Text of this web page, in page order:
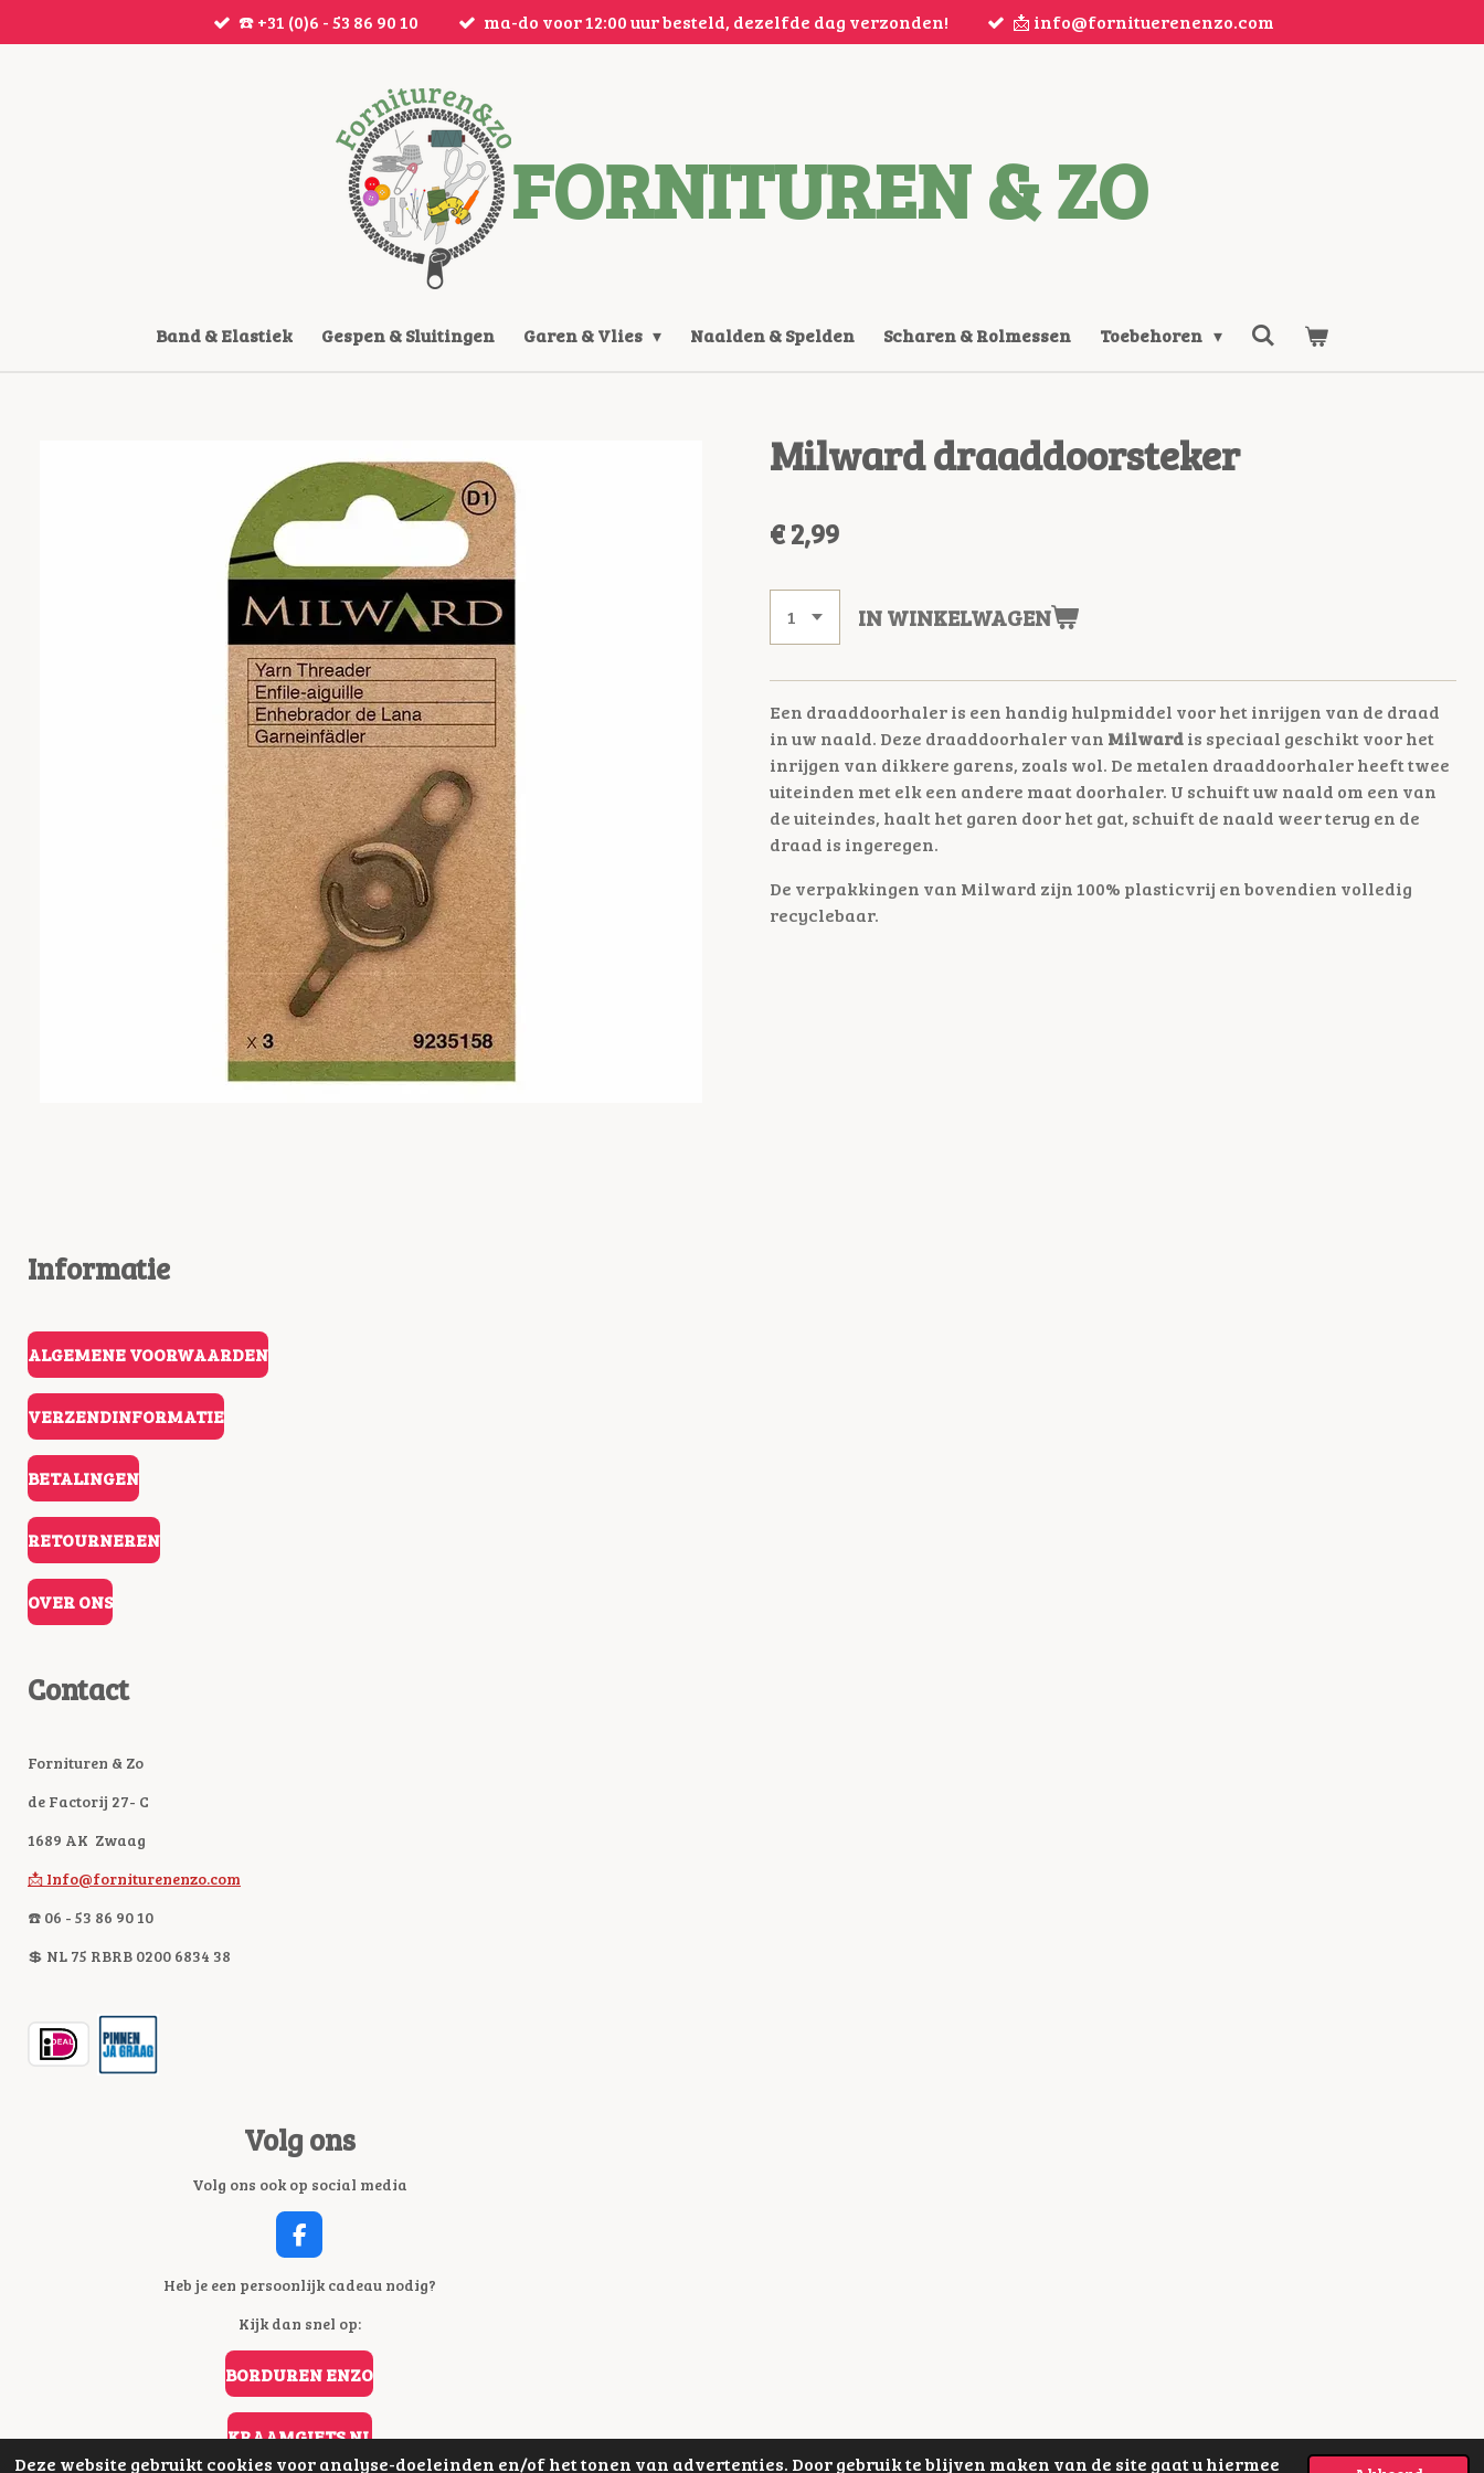
Deze website gebruikt cookies voor analyse-doeleinden en/of het tonen van advertenties. Door gebruik te blijven maken van de site gaat u hiermee
direct
☎️ +31 (0)6 - 53 86 90 10 ma-do voor 12:00 uur besteld, dezelfde dag verzonden! 📩 info@fornituerenenzo.com
FORNITUREN & ZO
Band & Elastiek Gespen & Sluitingen Garen & Vlies Naalden & Spelden Scharen & Rolmessen Toebehoren
Milward draaddoorsteker
€ 2,99
IN WINKELWAGEN
Een draaddoorhaler is een handig hulpmiddel voor het inrijgen van de draad
in uw naald. Deze draaddoorhaler van Milwardis speciaal geschikt voor het
inrijgen van dikkere garens, zoals wol. De metalen draaddoorhaler heeft twee
uiteinden met elk een andere maat doorhaler. U schuift uw naald om een van
de uiteindes, haalt het garen door het gat, schuift de naald weer terug en de
draad is ingeregen.
De verpakkingen van Milward zijn 100% plasticvrij en bovendien volledig
recyclebaar.
Informatie
ALGEMENE VOORWAARDEN
VERZENDINFORMATIE
BETALINGEN
RETOURNEREN
OVER ONS
Contact
Fornituren & Zo
de Factorij 27- C
1689 AK Zwaag
📩 Info@forniturenenzo.com
☎️ 06 - 53 86 90 10
💲 NL 75 RBRB 0200 6834 38
Volg ons
Volg ons ook op social media
F
A
C
B
O
O
Heb je een persoonlijk cadeau nodig?
Kijk dan snel op:
BORDUREN ENZO
KRAAMGIFTS.NL